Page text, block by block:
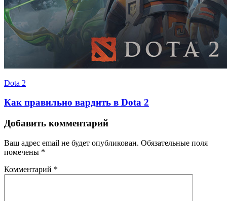
Dota 2
Как правильно вардить в Dota 2
Добавить комментарий
Ваш адрес email не будет опубликован. Обязательные поля
помечены *
Комментарий *